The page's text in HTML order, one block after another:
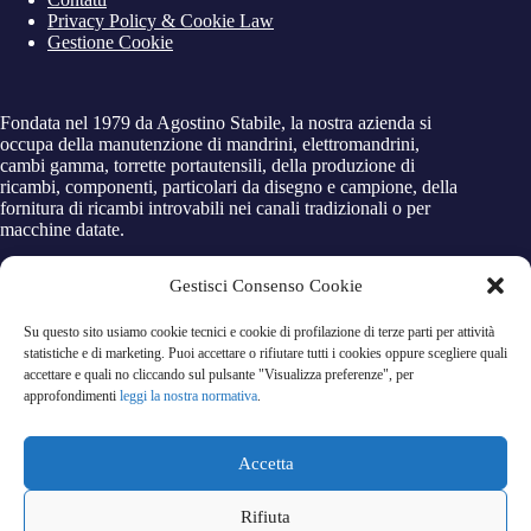
Gestisci Consenso Cookie
Su questo sito usiamo cookie tecnici e cookie di profilazione di terze parti per attività
statistiche e di marketing. Puoi accettare o rifiutare tutti i cookies oppure scegliere quali
accettare e quali no cliccando sul pulsante "Visualizza preferenze", per
approfondimenti leggi la nostra normativa.
Accetta
Rifiuta
Privacy Policy & Cookie Law
Gestione Cookie
Fondata nel 1979 da Agostino Stabile, la nostra azienda si
occupa della manutenzione di mandrini, elettromandrini,
cambi gamma, torrette portautensili, della produzione di
ricambi, componenti, particolari da disegno e campione, della
fornitura di ricambi introvabili nei canali tradizionali o per
macchine datate.
Via Aldo Moro n°10
26020 - Corte de Cortesi con Cignone (CR)
Fax